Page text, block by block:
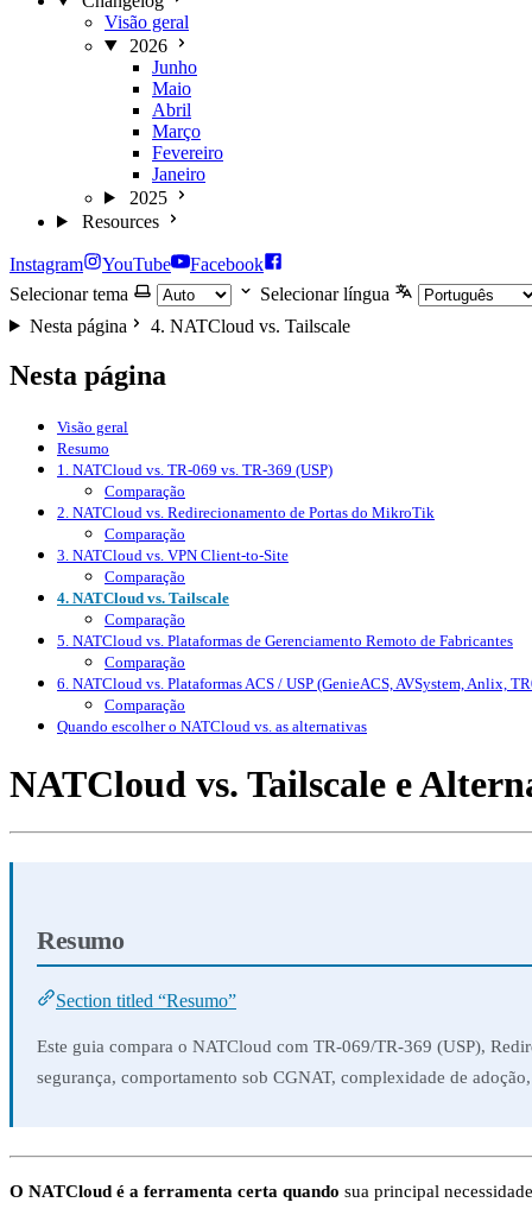
Visão geral
2026
Junho
Maio
Abril
Março
Fevereiro
Janeiro
2025
Resources
Instagram YouTube
Facebook
Selecionar tema
Selecionar língua
Nesta página 4. NATCloud vs. Tailscale
Nesta página
Visão geral
Resumo
1. NATCloud vs. TR-069 vs. TR-369 (USP)
Comparação
2. NATCloud vs. Redirecionamento de Portas do MikroTik
Comparação
3. NATCloud vs. VPN Client-to-Site
Comparação
4. NATCloud vs. Tailscale
Comparação
5. NATCloud vs. Plataformas de Gerenciamento Remoto de Fabricantes
Comparação
6. NATCloud vs. Plataformas ACS / USP (GenieACS, AVSystem, Anlix,
Comparação
Quando escolher o NATCloud vs. as alternativas
NATCloud vs. Tailscale e
Resumo
Section titled “Resumo”
Este guia compara o NATCloud com TR-069/TR-369 (USP),
segurança, comportamento sob CGNAT, complexidade de
O NATCloud é a ferramenta certa quando sua principal